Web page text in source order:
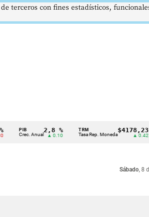
Crec. Anual
2,8 %
▲ 0.10 Tasa Rep. Moneda
$4178,23
▲ 0.42
Sábado, 8
terceros con fines estadísticos,